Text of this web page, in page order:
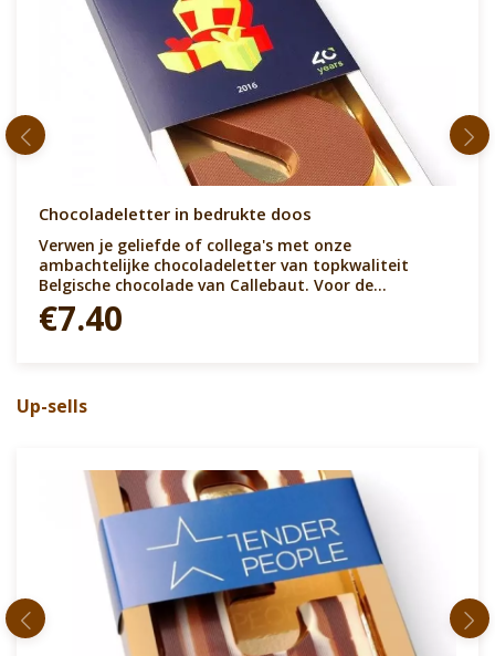
Chocoladeletter in bedrukte doos
Verwen je geliefde of collega's met onze
ambachtelijke chocoladeletter van topkwaliteit
Belgische chocolade van Callebaut. Voor de
chocoladeliefhebber die alleen naar het beste
verlangt. Mooi te personaliseren met een volledig
€7.40
Up-sells